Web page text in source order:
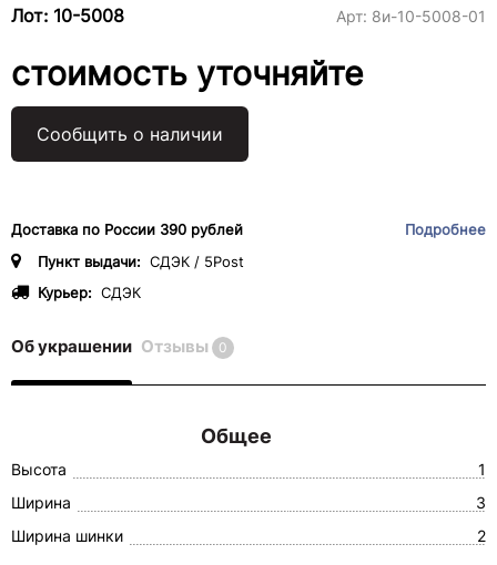
Лот: 10-5008 Арт: 8и-10-5008-01
стоимость уточняйте
Сообщить о наличии
Доставка по России 390 рублей
Подробнее
Пункт выдачи: СДЭК / 5Post
Курьер: СДЭК
Об украшении Отзывы 0
Общее
Высота
1
Ширина
3
Ширина шинки
2